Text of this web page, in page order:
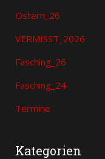
Ostern_26
VERMISST_2026
Fasching_26
Fasching_24
Termine
Kategorien